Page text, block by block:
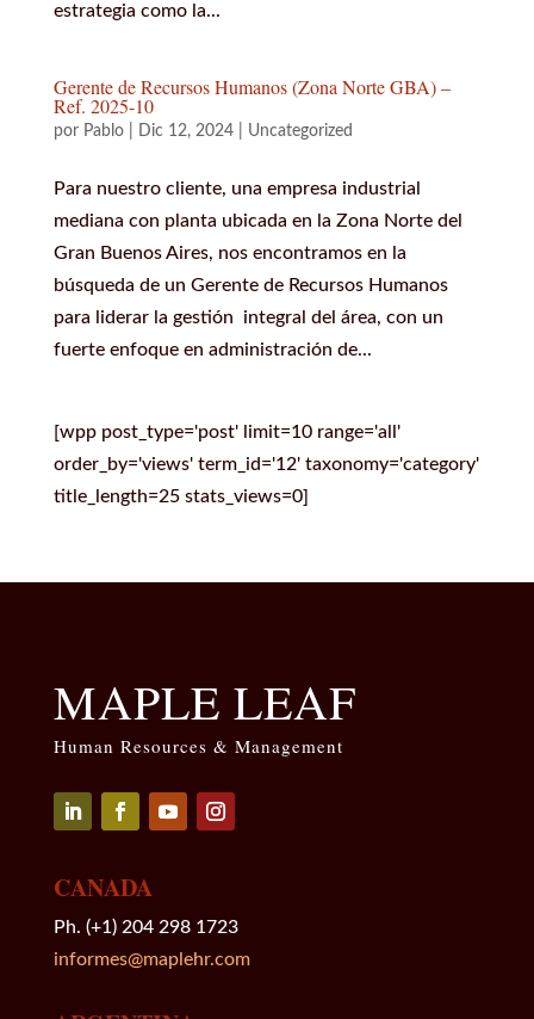
estrategia como la...
Gerente de Recursos Humanos (Zona Norte GBA) –
Ref. 2025-10
por Pablo| Dic 12, 2024| Uncategorized
Para nuestro cliente, una empresa industrial
mediana con planta ubicada en la Zona Norte del
Gran Buenos Aires, nos encontramos en la
búsqueda de un Gerente de Recursos Humanos
para liderar la gestión integral del área, con un
fuerte enfoque en administración de...
[wpp post_type='post' limit=10 range='all'
order_by='views' term_id='12' taxonomy='category'
title_length=25 stats_views=0]
MAPLE LEAF
Human Resources & Management
CANADA
Ph. (+1) 204 298 1723
informes@maplehr.com